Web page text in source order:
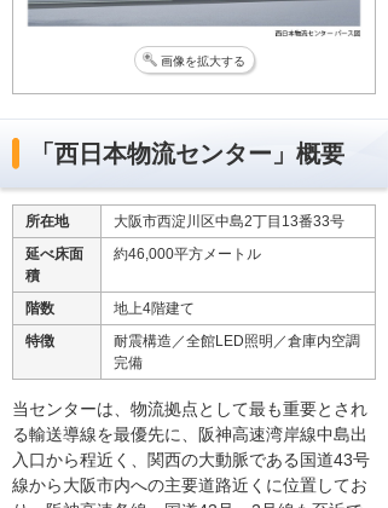
画像を拡大する
「西日本物流センター」概要
所在地
大阪市西淀川区中島2丁目13番33号
延べ床面
積
約46,000平方メートル
階数
地上4階建て
特徴
耐震構造／全館LED照明／倉庫内空調
完備
当センターは、物流拠点として最も重要とされ
る輸送導線を最優先に、阪神高速湾岸線中島出
入口から程近く、関西の大動脈である国道43号
線から大阪市内への主要道路近くに位置してお